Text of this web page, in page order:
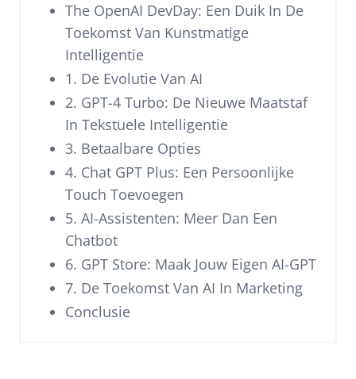
The OpenAI DevDay: Een Duik In De
Toekomst Van Kunstmatige
Intelligentie
1. De Evolutie Van AI
2. GPT-4 Turbo: De Nieuwe Maatstaf
In Tekstuele Intelligentie
3. Betaalbare Opties
4. Chat GPT Plus: Een Persoonlijke
Touch Toevoegen
5. AI-Assistenten: Meer Dan Een
Chatbot
6. GPT Store: Maak Jouw Eigen AI-GPT
7. De Toekomst Van AI In Marketing
Conclusie